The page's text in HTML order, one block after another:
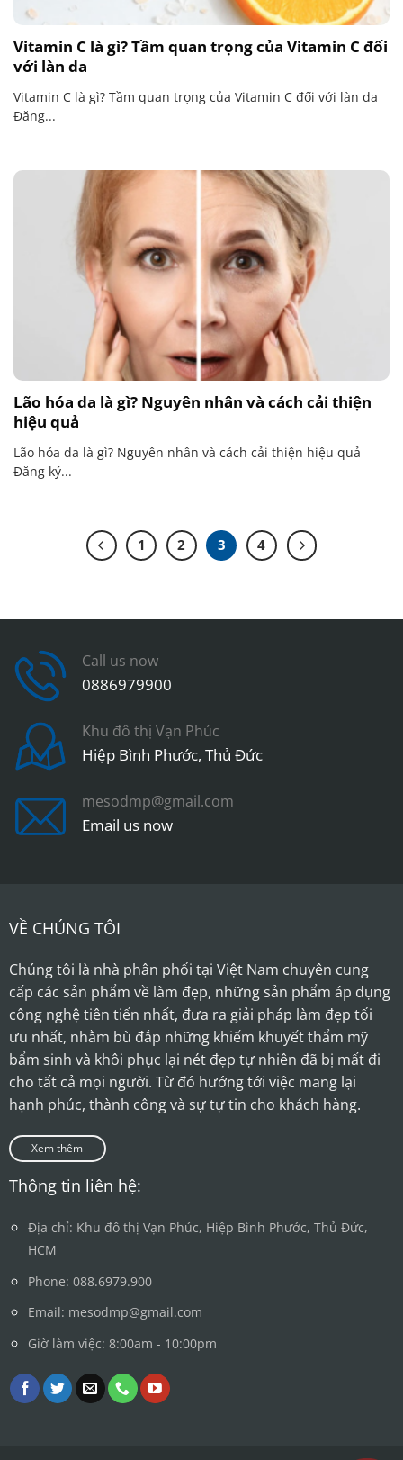
Vitamin C là gì? Tầm quan trọng của Vitamin C đối
với làn da
Vitamin C là gì? Tầm quan trọng của Vitamin C đối với làn da
Đăng...
Lão hóa da là gì? Nguyên nhân và cách cải thiện
hiệu quả
Lão hóa da là gì? Nguyên nhân và cách cải thiện hiệu quả
Đăng ký...
1 2 3 4
Call us now
0886979900
Khu đô thị Vạn Phúc
Hiệp Bình Phước, Thủ Đức
mesodmp@gmail.com
Email us now
VỀ CHÚNG TÔI
Chúng tôi là nhà phân phối tại Việt Nam chuyên cung
cấp các sản phẩm về làm đẹp, những sản phẩm áp dụng
công nghệ tiên tiến nhất, đưa ra giải pháp làm đẹp tối
ưu nhất, nhằm bù đắp những khiếm khuyết thẩm mỹ
bẩm sinh và khôi phục lại nét đẹp tự nhiên đã bị mất đi
cho tất cả mọi người. Từ đó hướng tới việc mang lại
hạnh phúc, thành công và sự tự tin cho khách hàng.
Xem thêm
Thông tin liên hệ:
Địa chỉ: Khu đô thị Vạn Phúc, Hiệp Bình Phước, Thủ Đức,
HCM
Phone: 088.6979.900
Email: mesodmp@gmail.com
Giờ làm việc: 8:00am - 10:00pm